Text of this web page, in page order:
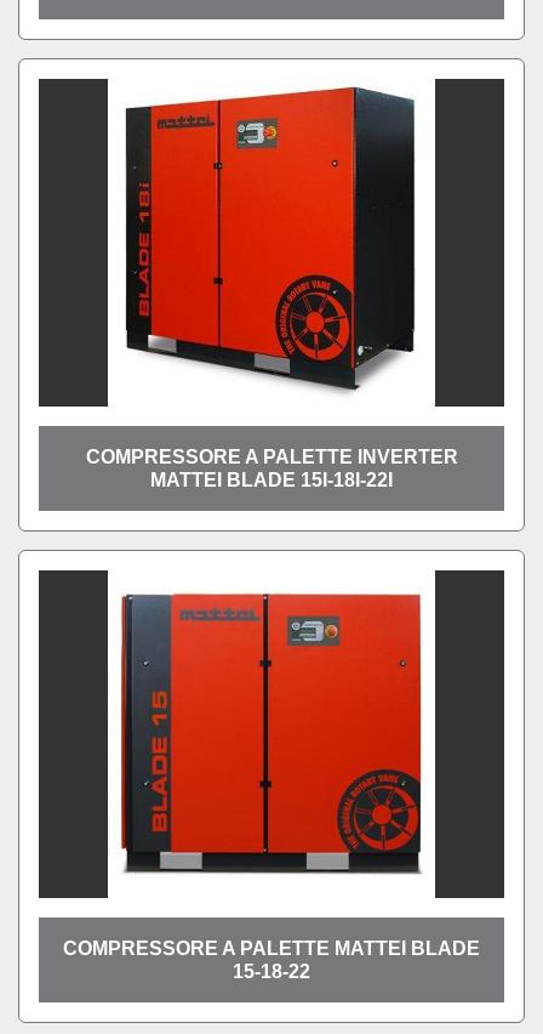
COMPRESSORE A PALETTE INVERTER
MATTEI BLADE 15I-18I-22I
COMPRESSORE A PALETTE MATTEI BLADE
15-18-22